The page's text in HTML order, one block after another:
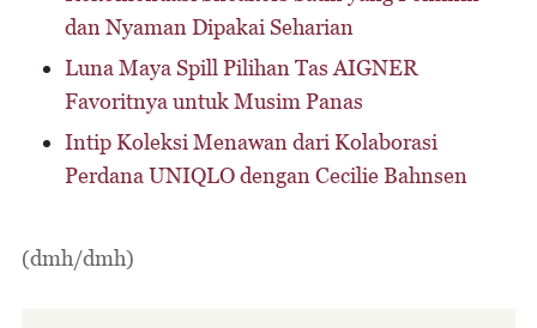
dan Nyaman Dipakai Seharian
Luna Maya Spill Pilihan Tas AIGNER
Favoritnya untuk Musim Panas
Intip Koleksi Menawan dari Kolaborasi
Perdana UNIQLO dengan Cecilie Bahnsen
(dmh/dmh)